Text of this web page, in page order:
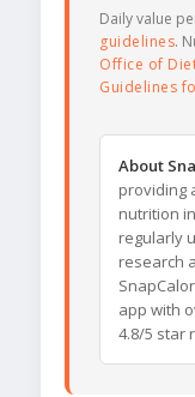
Daily value
guidelines.
Office of
Guidelines
About
providing
nutrition
regularly
research
app with
4.8/5 star